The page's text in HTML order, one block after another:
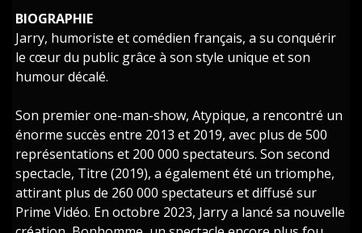
BIOGRAPHIE
Jarry, humoriste et comédien français, a su conquérir
le cœur du public grâce à son style unique et son
humour décalé.
Son premier one-man-show, Atypique, a rencontré un
énorme succès entre 2013 et 2019, avec plus de 500
représentations et 200 000 spectateurs. Son second
spectacle, Titre (2019), a également été un triomphe,
attirant plus de 260 000 spectateurs et diffusé sur
Prime Vidéo. En octobre 2023, Jarry a lancé sa nouvelle